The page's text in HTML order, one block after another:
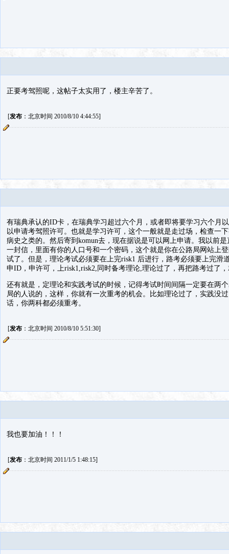
正要考驾照呢，这帖子太实用了，楼主辛苦了。
[发布：北京时间 2010/8/10 4:44:55]
有瑞典承认的ID卡，在瑞典学习超过六个月，或者即将要学习六个月
以申请考驾照许可。也就是学习许可，这个一般就是走过场，检查一
病史之类的。然后寄到komun去，现在据说是可以网上申请。我以前
一封信，里面有你的人口号和一个密码，这个就是你在公路局网站上
试了。但是，理论考试必须要在上完risk1 后进行，路考必须要上完滑
申ID，申许可，上risk1,risk2,同时备考理论,理论过了，再把路考过了
还有就是，定理论和实践考试的时候，记得考试时间间隔一定要在两
局的人说的，这样，你就有一次重考的机会。比如理论过了，实践没
话，你两科都必须重考。
[发布：北京时间 2010/8/10 5:51:30]
我也要加油！！！
[发布：北京时间 2011/1/5 1:48:15]